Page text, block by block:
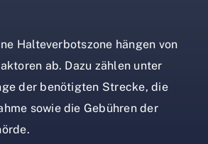
Halteverbotszone hängen von
ab. Dazu zählen unter
der benötigten Strecke, die
sowie die Gebühren der